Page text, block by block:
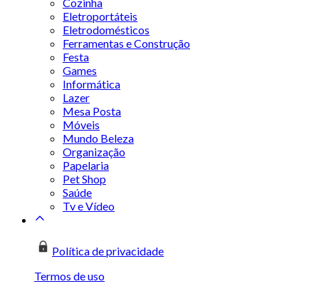
Eletroportáteis
Eletrodomésticos
Ferramentas e Construção
Festa
Games
Informática
Lazer
Mesa Posta
Móveis
Mundo Beleza
Organização
Papelaria
Pet Shop
Saúde
Tv e Vídeo
Política de privacidade
Termos de uso